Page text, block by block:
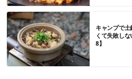
キャンプで
くて失敗し
8】